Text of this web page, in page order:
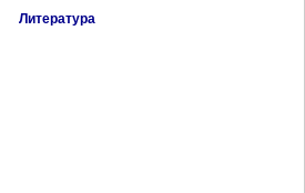
Литература